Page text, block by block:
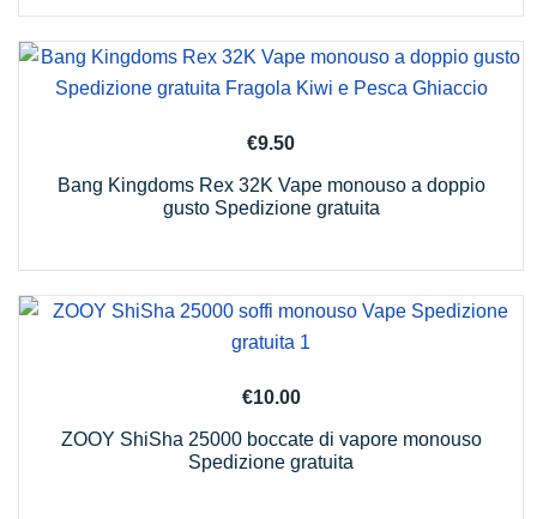
€9.50
Bang Kingdoms Rex 32K Vape monouso a doppio
gusto Spedizione gratuita
€10.00
ZOOY ShiSha 25000 boccate di vapore monouso
Spedizione gratuita